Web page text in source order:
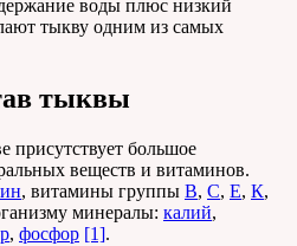
воды плюс низкий
тыкву одним из самых
тыквы
присутствует большое
веществ и витаминов.
, витамины группы В, С, Е, К,
минералы: калий,
, фосфор [1].